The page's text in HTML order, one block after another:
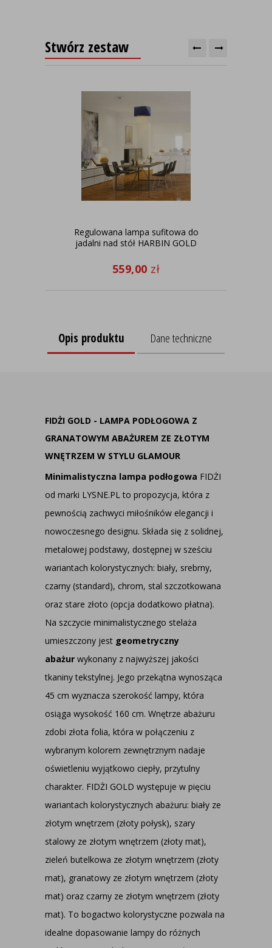
Stwórz zestaw
Regulowana lampa sufitowa do
jadalni nad stół HARBIN GOLD
559,00 zł
Opis produktu Dane techniczne
FIDŻI GOLD - LAMPA PODŁOGOWA Z
GRANATOWYM ABAŻUREM ZE ZŁOTYM
WNĘTRZEM W STYLU GLAMOUR
Minimalistyczna lampa podłogowa FIDŻI
od marki LYSNE.PL to propozycja, która z
pewnością zachwyci miłośników elegancji i
nowoczesnego designu. Składa się z solidnej,
metalowej podstawy, dostępnej w sześciu
wariantach kolorystycznych: biały, srebrny,
czarny (standard), chrom, stal szczotkowana
oraz stare złoto (opcja dodatkowo płatna).
Na szczycie minimalistycznego stelaża
umieszczony jest geometryczny
abażur wykonany z najwyższej jakości
tkaniny tekstylnej. Jego przekątna wynosząca
45 cm wyznacza szerokość lampy, która
osiąga wysokość 160 cm. Wnętrze abażuru
zdobi złota folia, która w połączeniu z
wybranym kolorem zewnętrznym nadaje
oświetleniu wyjątkowo ciepły, przytulny
charakter. FIDŻI GOLD występuje w pięciu
wariantach kolorystycznych abażuru: biały ze
złotym wnętrzem (złoty połysk), szary
stalowy ze złotym wnętrzem (złoty mat),
zieleń butelkowa ze złotym wnętrzem (złoty
mat), granatowy ze złotym wnętrzem (złoty
mat) oraz czarny ze złotym wnętrzem (złoty
mat). To bogactwo kolorystyczne pozwala na
idealne dopasowanie lampy do różnych